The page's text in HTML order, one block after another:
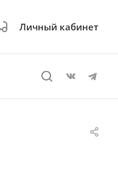
Личный кабинет